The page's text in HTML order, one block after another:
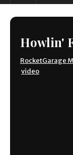
Howlin'
RocketGarage
video